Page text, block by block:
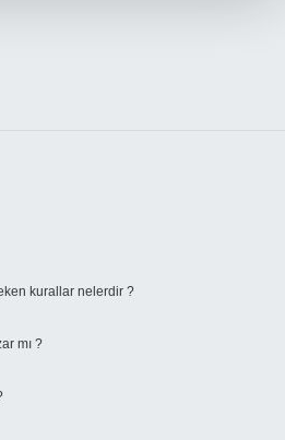
kurallar nelerdir ?
mı ?